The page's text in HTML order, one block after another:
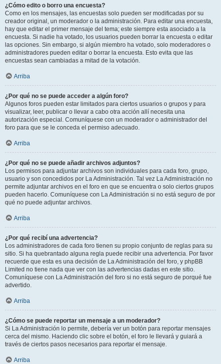
¿Cómo edito o borro una encuesta?
Como en los mensajes, las encuestas solo pueden ser modificadas por su
creador original, un moderador o la administración. Para editar una encuesta,
hay que editar el primer mensaje del tema; este siempre esta asociado a la
encuesta. Si nadie ha votado, los usuarios pueden borrar la encuesta o editar
las opciones. Sin embargo, si algún miembro ha votado, solo moderadores o
administradores pueden editar o borrar la encuesta. Esto evita que las
encuestas sean cambiadas a mitad de la votación.
Arriba
¿Por qué no se puede acceder a algún foro?
Algunos foros pueden estar limitados para ciertos usuarios o grupos y para
visualizar, leer, publicar o llevar a cabo otra acción allí necesita una
autorización especial. Comuníquese con un moderador o administrador del
foro para que se le conceda el permiso adecuado.
Arriba
¿Por qué no se puede añadir archivos adjuntos?
Los permisos para adjuntar archivos son individuales para cada foro, grupo,
usuario y son concedidos por La Administración. Tal vez La Administración no
permite adjuntar archivos en el foro en que se encuentra o solo ciertos grupos
pueden hacerlo. Comuníquese con La Administración si no está seguro de por
qué no puede adjuntar archivos.
Arriba
¿Por qué recibí una advertencia?
Los administradores de cada foro tienen su propio conjunto de reglas para su
sitio. Si ha quebrantado alguna regla puede recibir una advertencia. Por favor
recuerde que esta es una decisión de La Administración del foro, y phpBB
Limited no tiene nada que ver con las advertencias dadas en este sitio.
Comuníquese con La Administración del foro si no está seguro de porqué fue
advertido.
Arriba
¿Cómo se puede reportar un mensaje a un moderador?
Si La Administración lo permite, debería ver un botón para reportar mensajes
cerca del mismo. Haciendo clic sobre el botón, el foro le llevará y guiará a
través de ciertos pasos necesarios para reportar el mensaje.
Arriba